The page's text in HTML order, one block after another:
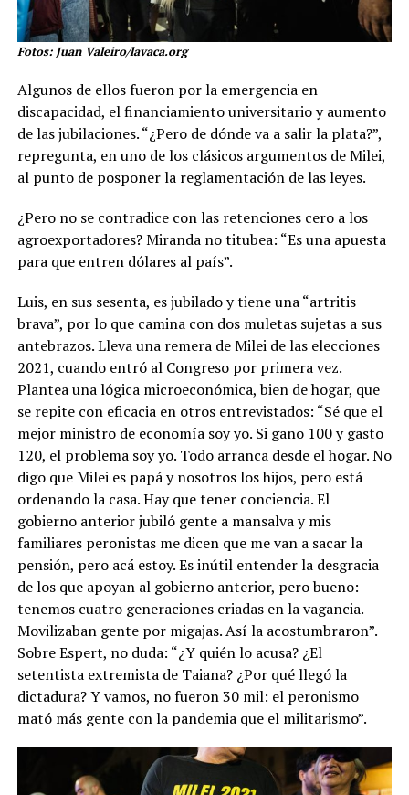
Fotos: Juan Valeiro/lavaca.org
Algunos de ellos fueron por la emergencia en
discapacidad, el financiamiento universitario y aumento
de las jubilaciones. “¿Pero de dónde va a salir la plata?”,
repregunta, en uno de los clásicos argumentos de Milei,
al punto de posponer la reglamentación de las leyes.
¿Pero no se contradice con las retenciones cero a los
agroexportadores? Miranda no titubea: “Es una apuesta
para que entren dólares al país”.
Luis, en sus sesenta, es jubilado y tiene una “artritis
brava”, por lo que camina con dos muletas sujetas a sus
antebrazos. Lleva una remera de Milei de las elecciones
2021, cuando entró al Congreso por primera vez.
Plantea una lógica microeconómica, bien de hogar, que
se repite con eficacia en otros entrevistados: “Sé que el
mejor ministro de economía soy yo. Si gano 100 y gasto
120, el problema soy yo. Todo arranca desde el hogar. No
digo que Milei es papá y nosotros los hijos, pero está
ordenando la casa. Hay que tener conciencia. El
gobierno anterior jubiló gente a mansalva y mis
familiares peronistas me dicen que me van a sacar la
pensión, pero acá estoy. Es inútil entender la desgracia
de los que apoyan al gobierno anterior, pero bueno:
tenemos cuatro generaciones criadas en la vagancia.
Movilizaban gente por migajas. Así la acostumbraron”.
Sobre Espert, no duda: “¿Y quién lo acusa? ¿El
setentista extremista de Taiana? ¿Por qué llegó la
dictadura? Y vamos, no fueron 30 mil: el peronismo
mató más gente con la pandemia que el militarismo”.